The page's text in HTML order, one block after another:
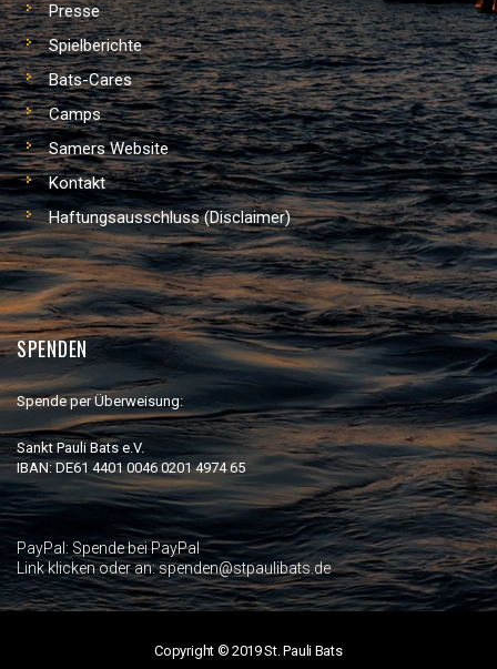
Presse
Spielberichte
Bats-Cares
Camps
Samers Website
Kontakt
Haftungsausschluss (Disclaimer)
SPENDEN
Spende per Überweisung:
Sankt Pauli Bats e.V.
IBAN: DE61 4401 0046 0201 4974 65
PayPal: Spende bei PayPal
Link klicken oder an: spenden@stpaulibats.de
Copyright © 2019 St. Pauli Bats